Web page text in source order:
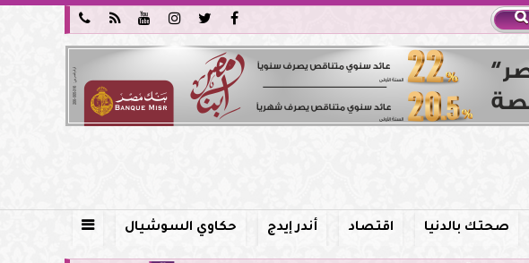






صحتك بالدنيا اقتصاد أندر إيدج حكاوي السوشيال 